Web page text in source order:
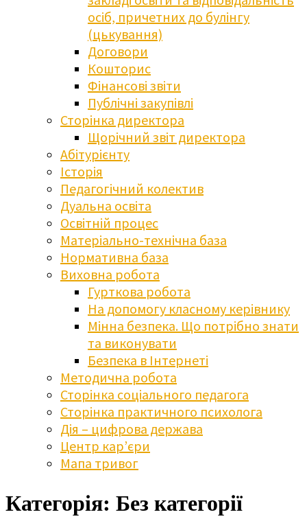
осіб, причетних до булінгу
(цькування)
Договори
Кошторис
Фінансові звіти
Публічні закупівлі
Сторінка директора
Щорічний звіт директора
Абітурієнту
Історія
Педагогічний колектив
Дуальна освіта
Освітній процес
Матеріально-технічна база
Нормативна база
Виховна робота
Гурткова робота
На допомогу класному керівнику
Мінна безпека. Що потрібно знати
та виконувати
Безпека в Інтернеті
Методична робота
Сторінка соціального педагога
Сторінка практичного психолога
Дія – цифрова держава
Центр кар’єри
Мапа тривог
Категорія: Без категорії